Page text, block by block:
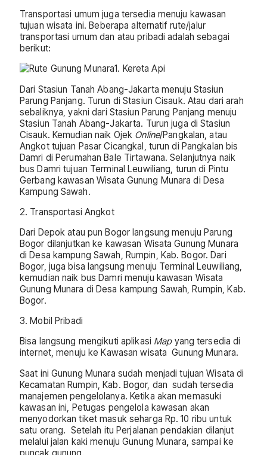
Transportasi umum juga tersedia menuju kawasan
tujuan wisata ini. Beberapa alternatif rute/jalur
transportasi umum dan atau pribadi adalah sebagai
berikut:
1. Kereta Api
Dari Stasiun Tanah Abang-Jakarta menuju Stasiun
Parung Panjang. Turun di Stasiun Cisauk. Atau dari arah
sebaliknya, yakni dari Stasiun Parung Panjang menuju
Stasiun Tanah Abang-Jakarta. Turun juga di Stasiun
Cisauk. Kemudian naik Ojek Online/Pangkalan, atau
Angkot tujuan Pasar Cicangkal, turun di Pangkalan bis
Damri di Perumahan Bale Tirtawana. Selanjutnya naik
bus Damri tujuan Terminal Leuwiliang, turun di Pintu
Gerbang kawasan Wisata Gunung Munara di Desa
Kampung Sawah.
2. Transportasi Angkot
Dari Depok atau pun Bogor langsung menuju Parung
Bogor dilanjutkan ke kawasan Wisata Gunung Munara
di Desa kampung Sawah, Rumpin, Kab. Bogor. Dari
Bogor, juga bisa langsung menuju Terminal Leuwiliang,
kemudian naik bus Damri menuju kawasan Wisata
Gunung Munara di Desa kampung Sawah, Rumpin, Kab.
Bogor.
3. Mobil Pribadi
Bisa langsung mengikuti aplikasi Mapyang tersedia di
internet, menuju ke Kawasan wisata Gunung Munara.
Saat ini Gunung Munara sudah menjadi tujuan Wisata di
Kecamatan Rumpin, Kab. Bogor, dan sudah tersedia
manajemen pengelolanya. Ketika akan memasuki
kawasan ini, Petugas pengelola kawasan akan
menyodorkan tiket masuk seharga Rp. 10 ribu untuk
satu orang. Setelah itu Perjalanan pendakian dilanjut
melalui jalan kaki menuju Gunung Munara, sampai ke
puncak gunung.